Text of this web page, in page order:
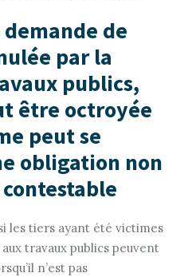
de
par la
publics,
être octroyée
peut se
obligation non
les tiers ayant été victimes
travaux publics peuvent
n’est pas